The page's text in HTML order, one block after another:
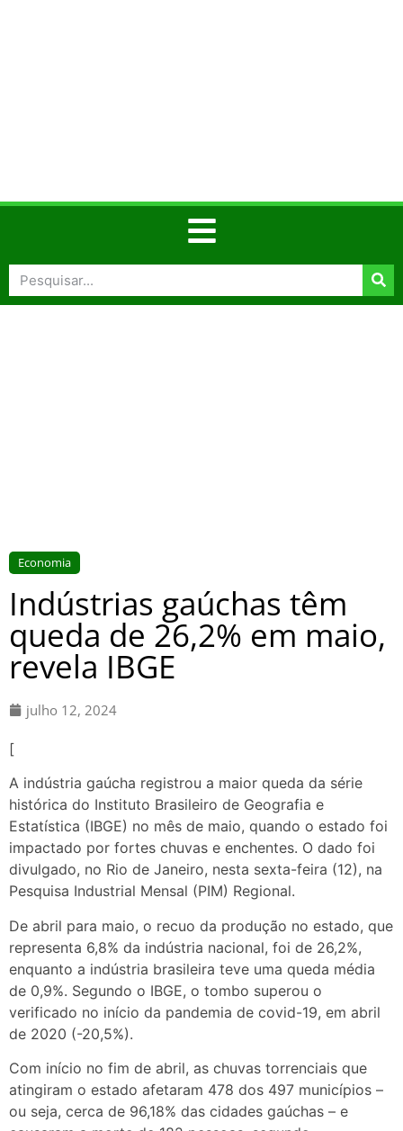
Economia
Indústrias gaúchas têm
queda de 26,2% em maio,
revela IBGE
julho 12, 2024
[
A indústria gaúcha registrou a maior queda da série
histórica do Instituto Brasileiro de Geografia e
Estatística (IBGE) no mês de maio, quando o estado foi
impactado por fortes chuvas e enchentes. O dado foi
divulgado, no Rio de Janeiro, nesta sexta-feira (12), na
Pesquisa Industrial Mensal (PIM) Regional.
De abril para maio, o recuo da produção no estado, que
representa 6,8% da indústria nacional, foi de 26,2%,
enquanto a indústria brasileira teve uma queda média
de 0,9%. Segundo o IBGE, o tombo superou o
verificado no início da pandemia de covid-19, em abril
de 2020 (-20,5%).
Com início no fim de abril, as chuvas torrenciais que
atingiram o estado afetaram 478 dos 497 municípios –
ou seja, cerca de 96,18% das cidades gaúchas – e